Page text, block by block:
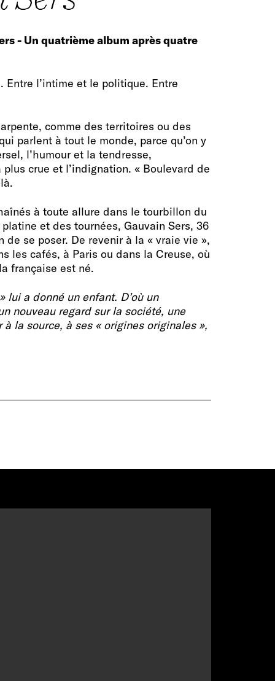
- Un quatrième album après quatre
Entre l’intime et le politique. Entre
comme des territoires ou des
parlent à tout le monde, parce qu’on y
l’humour et la tendresse,
plus crue et l’indignation. « Boulevard de
à toute allure dans le tourbillon du
et des tournées, Gauvain Sers, 36
de se poser. De revenir à la « vraie vie »,
les cafés, à Paris ou dans la Creuse, où
française est né.
lui a donné un enfant. D’où un
nouveau regard sur la société, une
la source, à ses « origines originales »,